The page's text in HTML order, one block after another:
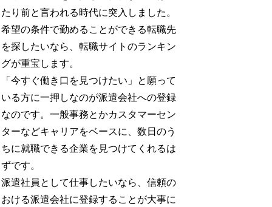
たり前と言われる時代に突入しました。
希望の条件で勤めることができる転職先
を探したいなら、転職サイトのランキン
グが重宝します。
「今すぐ働き口を見つけたい」と願って
いる方に一押しなのが派遣会社への登録
なのです。一般事務とかカスタマーセン
ターなどキャリアをベースに、数日のう
ちに就職できる企業を見つけてくれるは
ずです。
派遣社員として仕事したいなら、信頼の
おける派遣会社に登録することが大事に